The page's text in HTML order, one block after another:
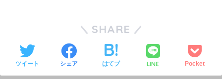
SHARE
ツイート シェア はてブ LINE Pocket